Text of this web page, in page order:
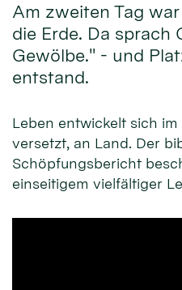
Am zweiten Tag
die Erde. Da sprach
Gewölbe." - und
entstand.
Leben entwickelt sich im
versetzt, an Land. Der
Schöpfungsbericht
einseitigem vielfältiger